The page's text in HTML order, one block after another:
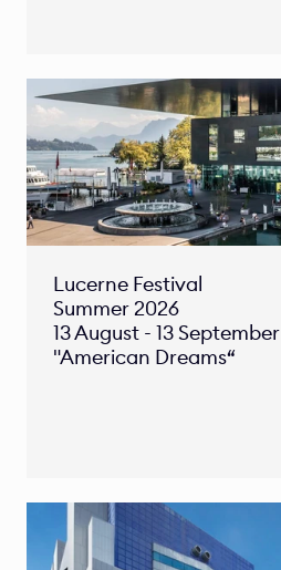
Lucerne Festival
Summer 2026
13 August - 13 September